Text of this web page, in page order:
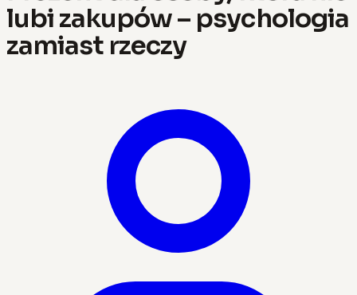
lubi zakupów – psychologia
zamiast rzeczy